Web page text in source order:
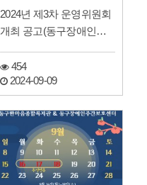
2024년 제3차 운영위원회
개최 공고(동구장애인주
454
2024-09-09